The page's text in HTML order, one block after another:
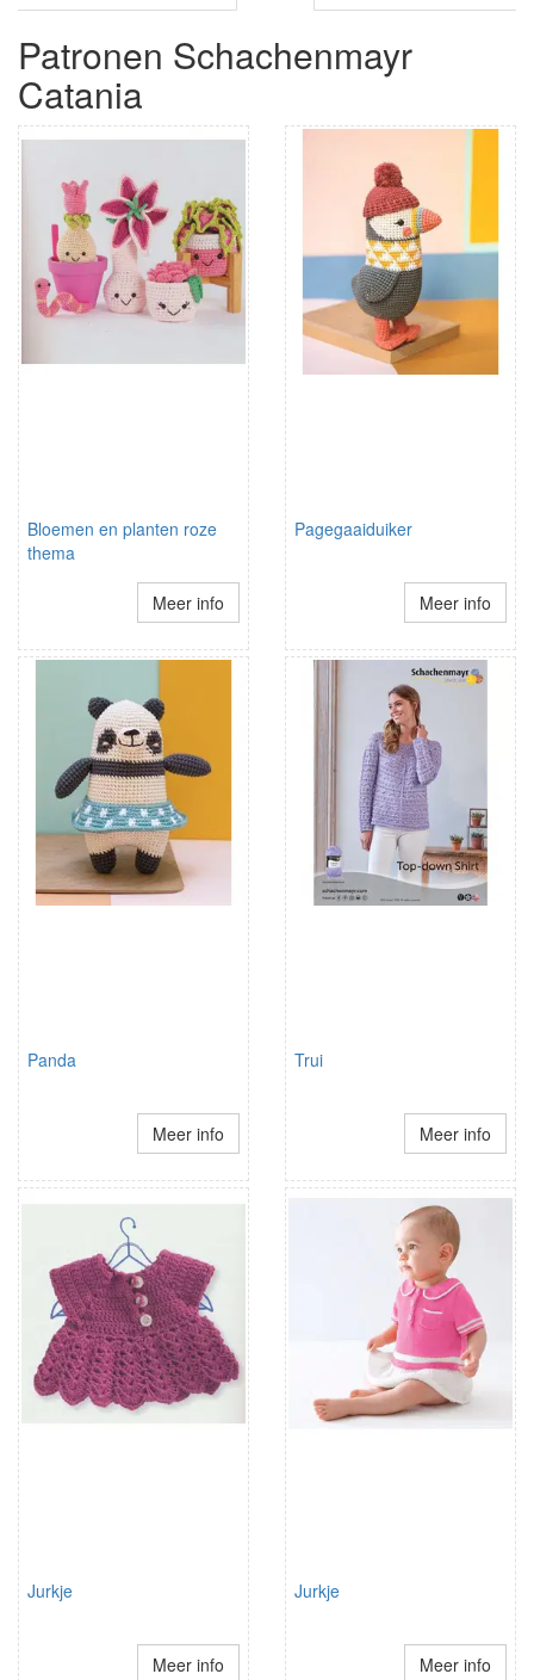
Patronen Schachenmayr
Catania
Bloemen en planten roze
thema
Meer info
Pagegaaiduiker
Meer info
Panda
Meer info
Trui
Meer info
Jurkje
Meer info
Jurkje
Meer info